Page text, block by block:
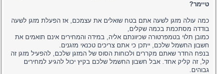
טיימר?
כמה עולה מזגן לשעה אתם בטח שואלים את עצמכם, אז הפעלת מזגן לשעה
בודדה מסתכמת בכמה שקלים,
כמובן תלוי בטמפרטורה שכיוונתם אליה, במידה והמחירים אינם תואמים את
חשבון החשמל שלכם, ייתכן כי אתם צריכים טכנאי מזגנים.
בנפח החדר שאתם מקררים ולכוחות הסוס של המזגן שלכם, להפעיל מזגן זה
קל, זה קליק אחד. אבל חשבון החשמל שלכם בקיץ יכול להגיע למחירים
גבוהים.